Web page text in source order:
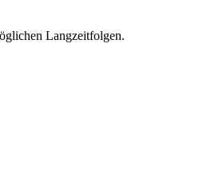
Langzeitfolgen.